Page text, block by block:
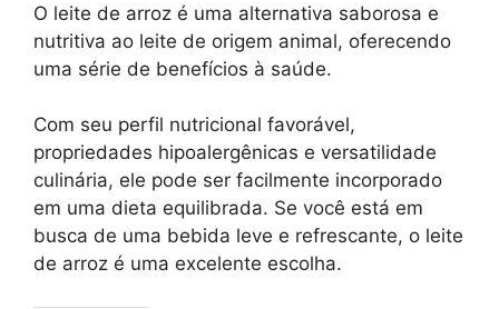
O leite de arroz é uma alternativa saborosa e
nutritiva ao leite de origem animal, oferecendo
uma série de benefícios à saúde.
Com seu perfil nutricional favorável,
propriedades hipoalergênicas e versatilidade
culinária, ele pode ser facilmente incorporado
em uma dieta equilibrada. Se você está em
busca de uma bebida leve e refrescante, o leite
de arroz é uma excelente escolha.